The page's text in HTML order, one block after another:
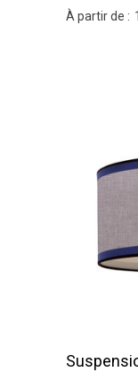
À partir de :